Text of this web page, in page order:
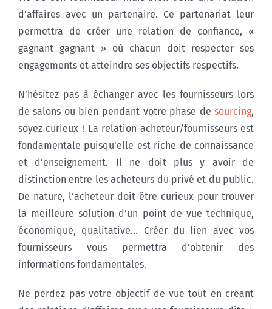
d’affaires avec un partenaire. Ce partenariat leur
permettra de créer une relation de confiance, «
gagnant gagnant » où chacun doit respecter ses
engagements et atteindre ses objectifs respectifs.
N’hésitez pas à échanger avec les fournisseurs lors
de salons ou bien pendant votre phase desourcing,
soyez curieux ! La relation acheteur/fournisseurs est
fondamentale puisqu’elle est riche de connaissance
et d’enseignement. Il ne doit plus y avoir de
distinction entre les acheteurs du privé et du public.
De nature, l’acheteur doit être curieux pour trouver
la meilleure solution d’un point de vue technique,
économique, qualitative… Créer du lien avec vos
fournisseurs vous permettra d’obtenir des
informations fondamentales.
Ne perdez pas votre objectif de vue tout en créant